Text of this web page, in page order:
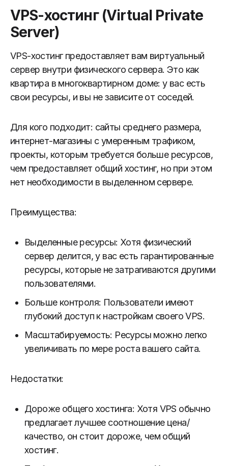
VPS-хостинг (Virtual Private
Server)
VPS-хостинг предоставляет вам виртуальный
сервер внутри физического сервера. Это как
квартира в многоквартирном доме: у вас есть
свои ресурсы, и вы не зависите от соседей.
Для кого подходит: сайты среднего размера,
интернет-магазины с умеренным трафиком,
проекты, которым требуется больше ресурсов,
чем предоставляет общий хостинг, но при этом
нет необходимости в выделенном сервере.
Преимущества:
Выделенные ресурсы: Хотя физический
сервер делится, у вас есть гарантированные
ресурсы, которые не затрагиваются другими
пользователями.
Больше контроля: Пользователи имеют
глубокий доступ к настройкам своего VPS.
Масштабируемость: Ресурсы можно легко
увеличивать по мере роста вашего сайта.
Недостатки:
Дороже общего хостинга: Хотя VPS обычно
предлагает лучшее соотношение цена/
качество, он стоит дороже, чем общий
хостинг.